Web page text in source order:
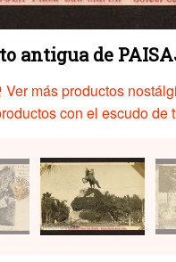
antigua de
Ver más productos
con el escudo de